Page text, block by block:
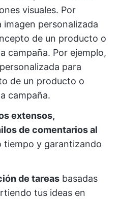
visuales. Por
imagen personalizada
de un producto o
campaña. Por ejemplo,
para
de un producto o
campaña.
extensos,
de comentarios al
tiempo y garantizando
de tareas basadas
tus ideas en